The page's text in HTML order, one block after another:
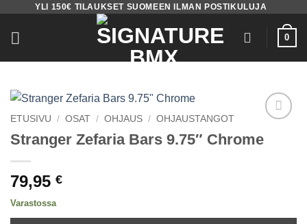
content
YLI 150€ TILAUKSET SUOMEEN ILMAN POSTIKULUJA
0
wishlist
ETUSIVU / OSAT / OHJAUS / OHJAUSTANGOT
Stranger Zefaria Bars 9.75″ Chrome
79,95 €
Varastossa